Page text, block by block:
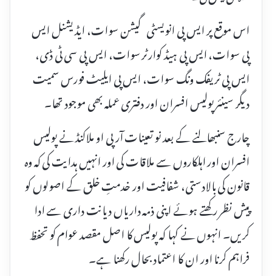
اس موقع پر ایس پی انویسٹی گیشن سوات، ایڈیشنل ایس
پی سوات، ایس پی ہیڈ کوارٹر سوات، ایس پی سی ٹی ڈی،
ایس پی ٹریفک ونگ سوات، ایس پی ایلیٹ فورس سمیت
دیگر سینئر پولیس افسران اور دفتری عملہ بھی موجود تھا۔
چارج سنبھالنے کے بعد نو تعینات آر پی او ملاکنڈ نے پولیس
افسران اور اہلکاروں سے ملاقات کی اور انہیں ہدایت کی کہ وہ
قانون کی بالادستی، شفافیت اور خدمتِ خلق کے اصولوں کو
پیش نظر رکھتے ہوئے اپنی ذمہ داریاں دیانت داری سے ادا
کریں۔ انہوں نے کہا کہ پولیس کا اصل مقصد عوام کو تحفظ
فراہم کرنا اور ان کا اعتماد بحال رکھنا ہے۔